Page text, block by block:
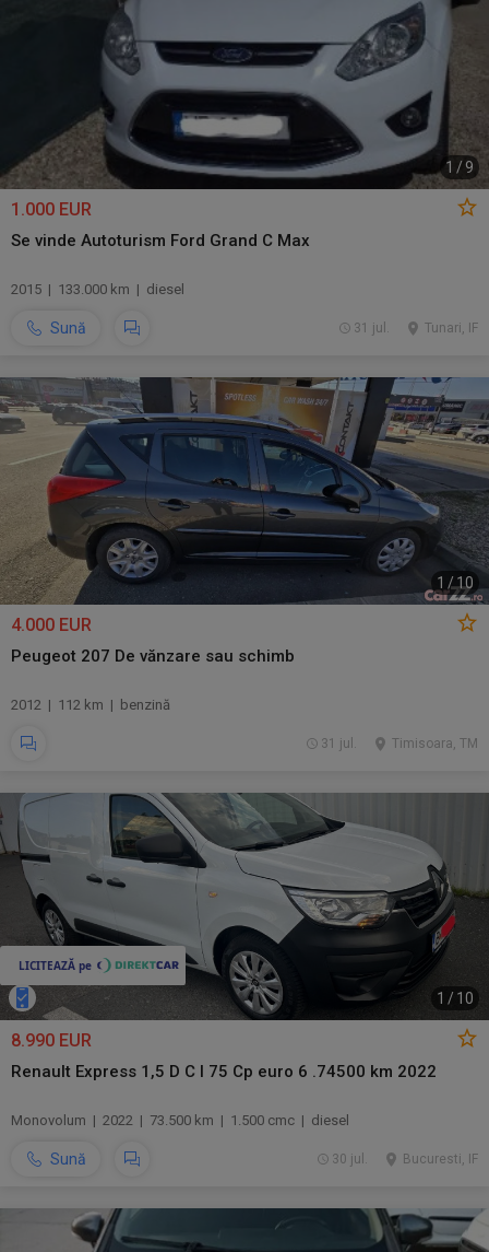
1 /9
1.000 EUR
Se vinde Autoturism Ford Grand C Max
2015 | 133.000 km | diesel
Sună Tunari, IF
31 jul.
1 /10
4.000 EUR
Peugeot 207 De vănzare sau schimb
2012 | 112 km | benzină
Timisoara, TM
31 jul.
1 / 10
8.990 EUR
Renault Express 1,5 D C I 75 Cp euro 6 .74500 km 2022
Monovolum | 2022 | 73.500 km | 1.500 cmc | diesel
Sună Bucuresti, IF
30 jul.